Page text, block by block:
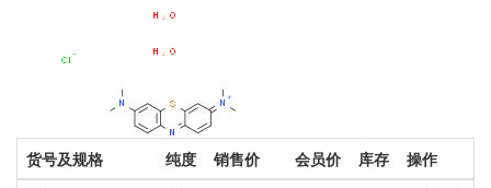
货号及规格 纯度 销售价 会员价 库存
操作